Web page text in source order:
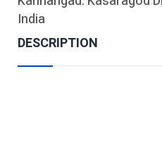
India
DESCRIPTION